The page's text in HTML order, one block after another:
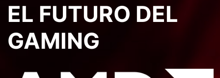
EL FUTURO DEL
GAMING